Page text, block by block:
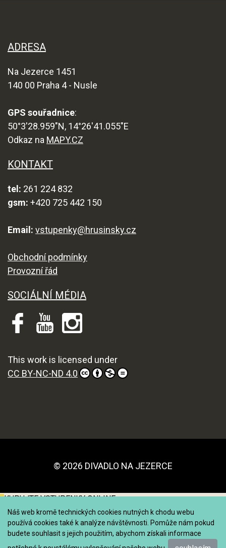
ADRESA
Na Jezerce 1451
140 00 Praha 4 - Nusle
GPS souřadnice:
50°3'28.959"N, 14°26'41.055"E
Odkaz na MAPY.CZ
KONTAKT
tel: 261 224 832
gsm: +420 725 442 150
Email: vstupenky@hrusinsky.cz
Obchodní podmínky
Provozní řád
SOCIÁLNÍ MÉDIA
This work is licensed under
CC BY-NC-ND 4.0
© 2026 DIVADLO NA JEZERCE
Náš web kromě technických cookies nutných k chodu webu
používá cookies také k analýze návštěvnosti. Pomůže nám pokud
budete souhlasit s jejich použitím, abychom získali informace
KUPUJTE VSTUPENKY ONLINE